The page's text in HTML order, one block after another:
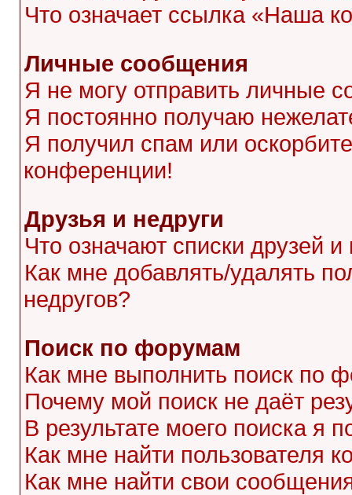
Что означает ссылка «Наша
Личные сообщения
Я не могу отправить личные
Я постоянно получаю
Я получил спам или
конференции!
Друзья и недруги
Что означают списки друзей и
Как мне добавлять/удалять
недругов?
Поиск по форумам
Как мне выполнить поиск по
Почему мой поиск не даёт
В результате моего поиска я
Как мне найти пользователя
Как мне найти свои